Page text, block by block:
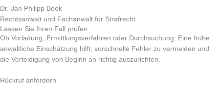
Dr. Jan Philipp Book
Rechtsanwalt und Fachanwalt für Strafrecht
Lassen Sie Ihren Fall prüfen
Ob Vorladung, Ermittlungsverfahren oder Durchsuchung: Eine frühe
anwaltliche Einschätzung hilft, vorschnelle Fehler zu vermeiden und
die Verteidigung von Beginn an richtig auszurichten.
Rückruf anfordern